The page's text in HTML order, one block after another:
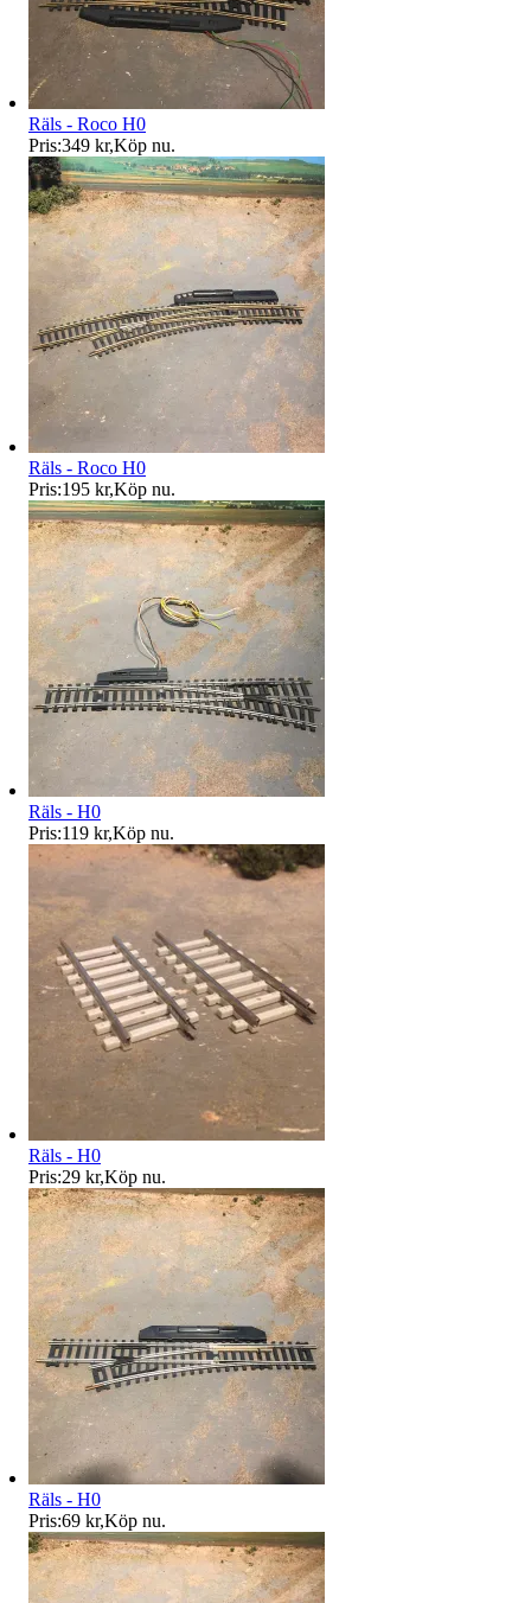
Räls - Roco H0
Pris:349 kr,Köp nu.
Räls - Roco H0
Pris:195 kr,Köp nu.
Räls - H0
Pris:119 kr,Köp nu.
Räls - H0
Pris:29 kr,Köp nu.
Räls - H0
Pris:69 kr,Köp nu.